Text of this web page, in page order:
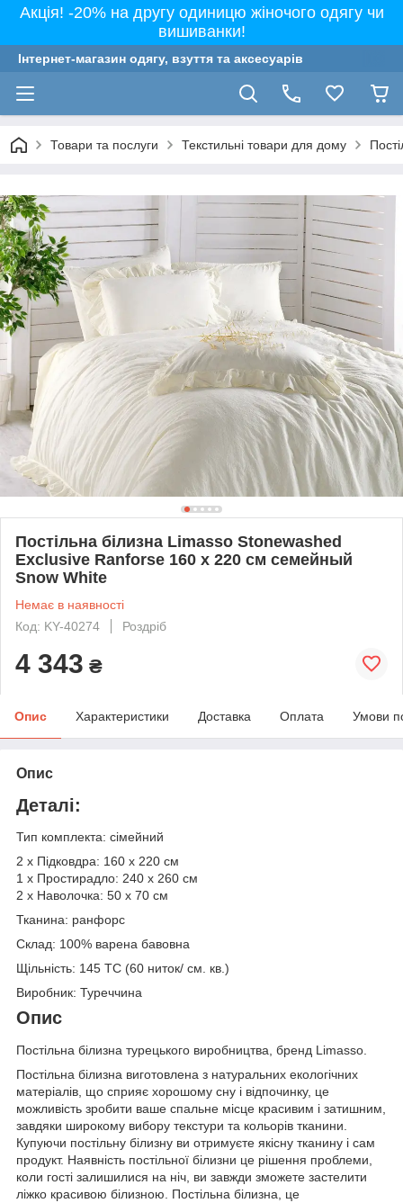
Акція! -20% на другу одиницю жіночого одягу чи
вишиванки!
Інтернет-магазин одягу, взуття та аксесуарів
Товари та послуги Текстильні товари для дому
Постільна білизна Limasso Stonewashed
Exclusive Ranforse 160 х 220 см семейный
Snow White
Немає в наявності
Код: KY-40274
Роздріб
4 343 ₴
Опис Характеристики Доставка Оплата Умови
Опис
Деталі:
Тип комплекта: сімейний
2 х Підковдра: 160 х 220 см
1 х Простирадло: 240 х 260 см
2 х Наволочка: 50 х 70 см
Тканина: ранфорс
Склад: 100% варена бавовна
Щільність: 145 TC (60 ниток/ см. кв.)
Виробник: Туреччина
Опис
Постільна білизна турецького виробництва, бренд Limasso.
Постільна білизна виготовлена з натуральних екологічних
матеріалів, що сприяє хорошому сну і відпочинку, це
можливість зробити ваше спальне місце красивим і затишним,
завдяки широкому вибору текстури та кольорів тканини.
Купуючи постільну білизну ви отримуєте якісну тканину і сам
продукт. Наявність постільної білизни це рішення проблеми,
коли гості залишилися на ніч, ви завжди зможете застелити
ліжко красивою білизною. Постільна білизна, це